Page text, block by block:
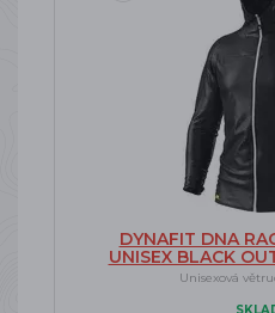
DYNAFIT DNA
UNISEX BLACK
Unisexová